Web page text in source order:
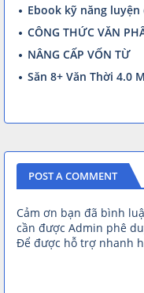
Ebook kỹ năng
CÔNG THỨC VĂN
NÂNG CẤP VỐN TỪ
Săn 8+ Văn Thời 4.0
POST A COMMENT
Cảm ơn bạn đã bình
cần được Admin phê
Để được hỗ trợ nhanh